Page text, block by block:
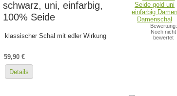
schwarz, uni, einfarbig,
100% Seide
klassischer Schal mit edler Wirkung
59,90 €
Details
Bewertung:
Noch nicht
bewertet